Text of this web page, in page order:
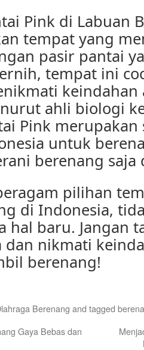
Pink di Labuan
tempat yang
pasir pantai
tempat ini
keindahan
ahli biologi
Pink
untuk
berenang saja
pilihan
di Indonesia,
hal baru. Jangan
dan nikmati
berenang!
Berenang and tagged
Gaya Bebas dan